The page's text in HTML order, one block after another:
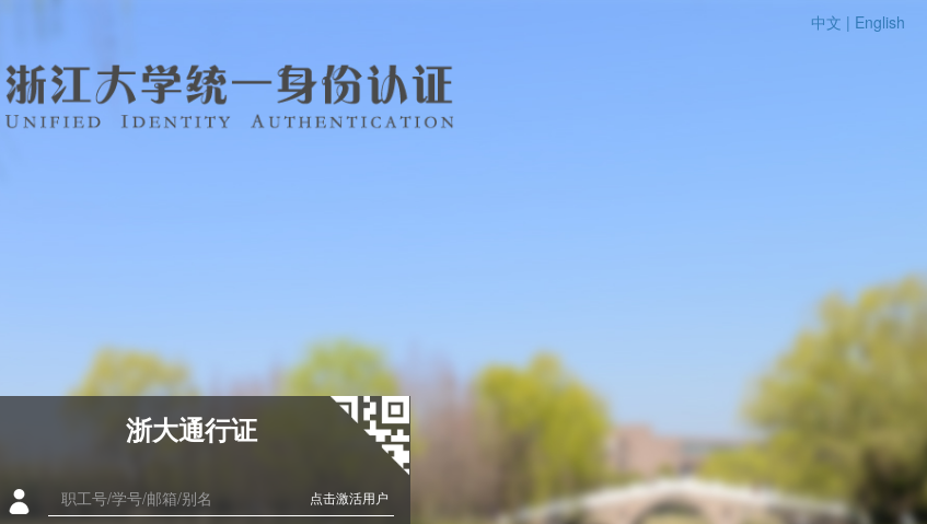
中文 | English
浙大通行证
点击激活用户